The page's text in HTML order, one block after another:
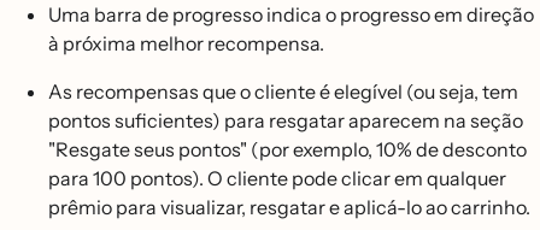
Uma barra de progresso indica o progresso em direção
à próxima melhor recompensa.
As recompensas que o cliente é elegível (ou seja, tem
pontos suficientes) para resgatar aparecem na seção
"Resgate seus pontos" (por exemplo, 10% de desconto
para 100 pontos). O cliente pode clicar em qualquer
prêmio para visualizar, resgatar e aplicá-lo ao carrinho.